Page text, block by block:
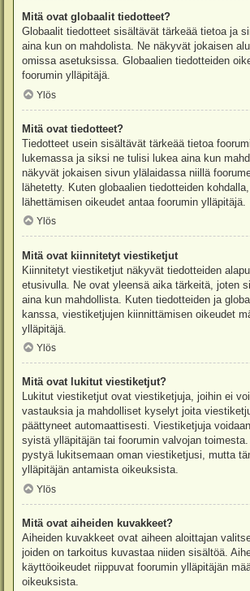
Mitä ovat globaalit tiedotteet?
Globaalit tiedotteet sisältävät tärkeää tietoa ja
aina kun on mahdolista. Ne näkyvät jokaisen
omissa asetuksissa. Globaalien tiedotteiden
foorumin ylläpitäjä.
Ylös
Mitä ovat tiedotteet?
Tiedotteet usein sisältävät tärkeää tietoa
lukemassa ja siksi ne tulisi lukea aina kun
näkyvät jokaisen sivun ylälaidassa niillä
lähetetty. Kuten globaalien tiedotteiden
lähettämisen oikeudet antaa foorumin ylläpitäjä.
Ylös
Mitä ovat kiinnitetyt viestiketjut
Kiinnitetyt viestiketjut näkyvät tiedotteiden
etusivulla. Ne ovat yleensä aika tärkeitä, joten
aina kun mahdollista. Kuten tiedotteiden ja
kanssa, viestiketjujen kiinnittämisen oikeudet
ylläpitäjä.
Ylös
Mitä ovat lukitut viestiketjut?
Lukitut viestiketjut ovat viestiketjuja, joihin ei
vastauksia ja mahdolliset kyselyt joita
päättyneet automaattisesti. Viestiketjuja
syistä ylläpitäjän tai foorumin valvojan
pystyä lukitsemaan oman viestiketjusi, mutta
ylläpitäjän antamista oikeuksista.
Ylös
Mitä ovat aiheiden kuvakkeet?
Aiheiden kuvakkeet ovat aiheen aloittajan
joiden on tarkoitus kuvastaa niiden sisältöä.
käyttöoikeudet riippuvat foorumin ylläpitäjän
oikeuksista.